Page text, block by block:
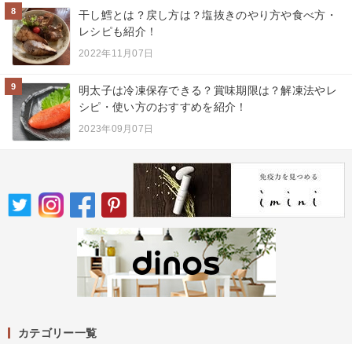
8
干し鱈とは？戻し方は？塩抜きのやり方や食べ方・
レシピも紹介！
2022年11月07日
9
明太子は冷凍保存できる？賞味期限は？解凍法やレ
シピ・使い方のおすすめを紹介！
2023年09月07日
カテゴリー一覧